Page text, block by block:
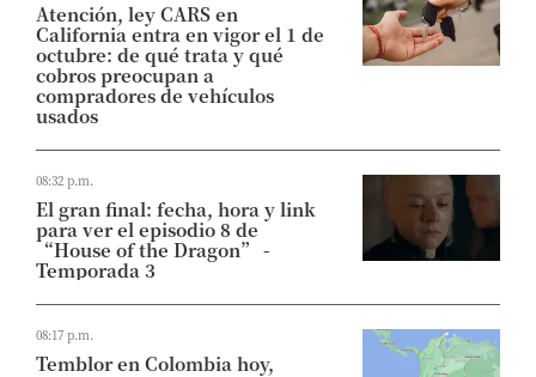
Atención, ley CARS en
California entra en vigor el 1 de
octubre: de qué trata y qué
cobros preocupan a
compradores de vehículos
usados
08:32 p.m.
El gran final: fecha, hora y link
para ver el episodio 8 de
“House of the Dragon” -
Temporada 3
08:17 p.m.
Temblor en Colombia hoy,